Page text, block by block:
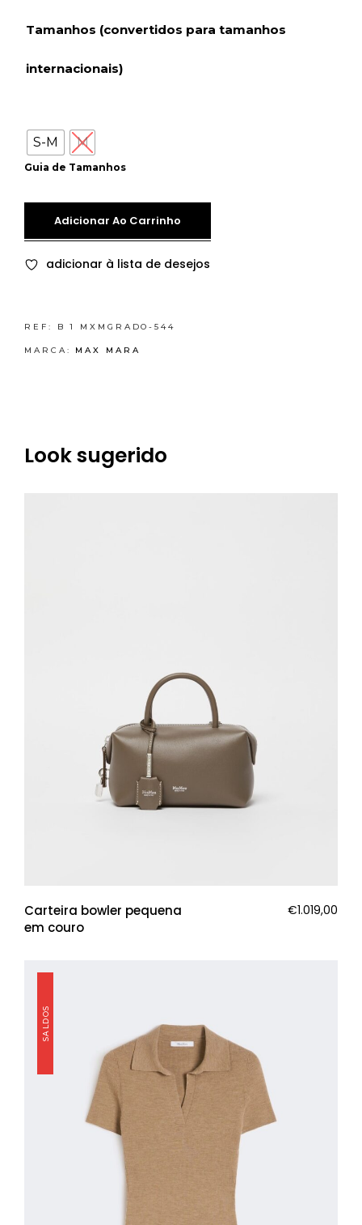
Guia de Tamanhos
Tamanhos (convertidos para tamanhos
internacionais)
S-M M
Adicionar Ao Carrinho
adicionar à lista de desejos
REF: B 1 MXMGRADO-544
MARCA: MAX MARA
Look sugerido
Carteira bowler pequena
em couro
€1.019,00
SALDOS